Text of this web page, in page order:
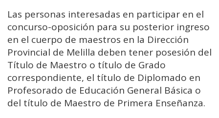
Las personas interesadas en participar en el
concurso-oposición para su posterior ingreso
en el cuerpo de maestros en la Dirección
Provincial de Melilla deben tener posesión del
Título de Maestro o título de Grado
correspondiente, el título de Diplomado en
Profesorado de Educación General Básica o
del título de Maestro de Primera Enseñanza.